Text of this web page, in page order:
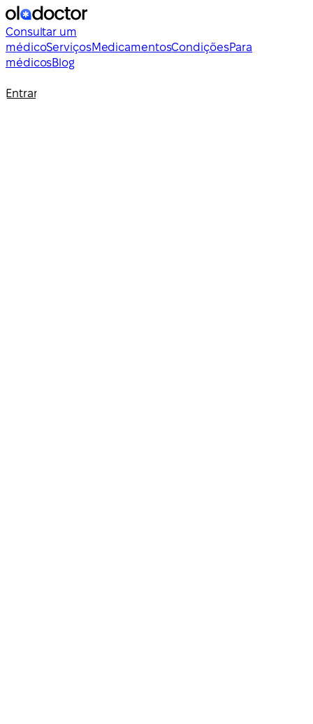
Consultar um
médicoServiçosMedicamentosCondiçõesPara
médicosBlog
Entrar